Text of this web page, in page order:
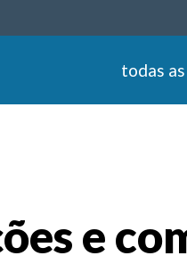
todas
e